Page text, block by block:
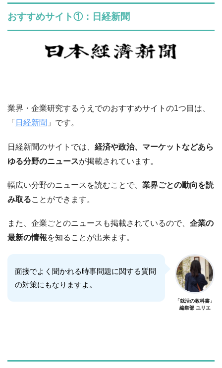
おすすめサイト①：日経新聞
業界・企業研究するうえでのおすすめサイトの1つ目は、
「 日経新聞 」です。
日経新聞のサイトでは、 経済や政治、マーケットなどあら
ゆる分野のニュースが掲載されています。
幅広い分野のニュースを読むことで、 業界ごとの動向を読
み取ることができます。
また、企業ごとのニュースも掲載されているので、 企業の
最新の情報を知ることが出来ます。
面接でよく聞かれる時事問題に関する質問
の対策にもなりますよ。
「就活の教科書」
編集部 ユリエ